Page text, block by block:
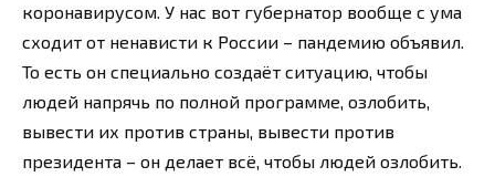
коронавирусом. У нас вот губернатор вообще с ума
сходит от ненависти к России – пандемию объявил.
То есть он специально создаёт ситуацию, чтобы
людей напрячь по полной программе, озлобить,
вывести их против страны, вывести против
президента – он делает всё, чтобы людей озлобить.